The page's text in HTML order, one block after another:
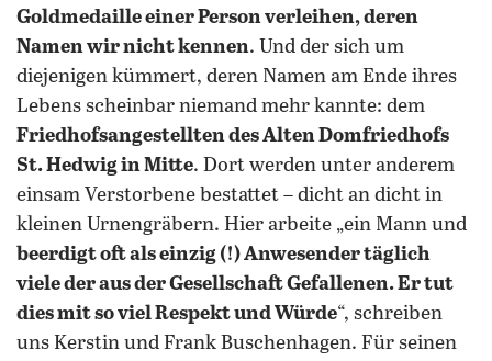
Goldmedaille einer Person verleihen, deren
Namen wir nicht kennen. Und der sich um
diejenigen kümmert, deren Namen am Ende ihres
Lebens scheinbar niemand mehr kannte: dem
Friedhofsangestellten des Alten Domfriedhofs
St. Hedwig in Mitte. Dort werden unter anderem
einsam Verstorbene bestattet – dicht an dicht in
kleinen Urnengräbern. Hier arbeite „ein Mann und
beerdigt oft als einzig (!) Anwesender täglich
viele der aus der Gesellschaft Gefallenen. Er tut
dies mit so viel Respekt und Würde“, schreiben
uns Kerstin und Frank Buschenhagen. Für seinen